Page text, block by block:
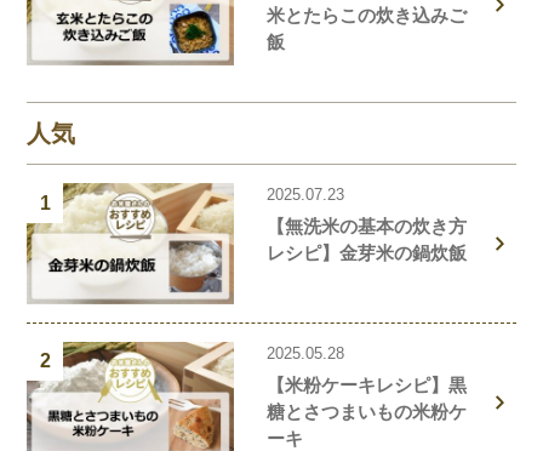
米とたらこの炊き込みご
飯
人気
1 2025.07.23
【無洗米の基本の炊き方
レシピ】金芽米の鍋炊飯
2 2025.05.28
【米粉ケーキレシピ】黒
糖とさつまいもの米粉ケ
ーキ